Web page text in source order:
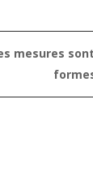
mesures